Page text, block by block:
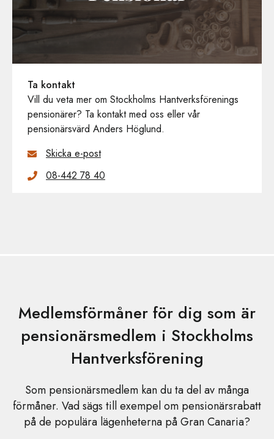
Ta kontakt
Vill du veta mer om Stockholms Hantverksförenings
pensionärer? Ta kontakt med oss eller vår
pensionärsvärd Anders Höglund.
Skicka e-post
08-442 78 40
Medlemsförmåner för dig som är
pensionärsmedlem i Stockholms
Hantverksförening
Som pensionärsmedlem kan du ta del av många
förmåner. Vad sägs till exempel om pensionärsrabatt
på de populära lägenheterna på Gran Canaria?